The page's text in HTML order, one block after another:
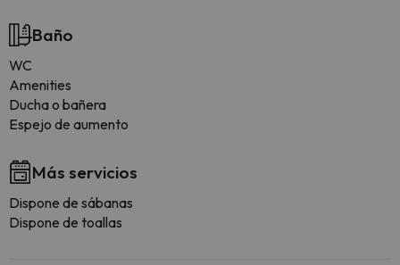
Baño
WC
Amenities
Ducha o bañera
Espejo de aumento
Más servicios
Dispone de sábanas
Dispone de toallas